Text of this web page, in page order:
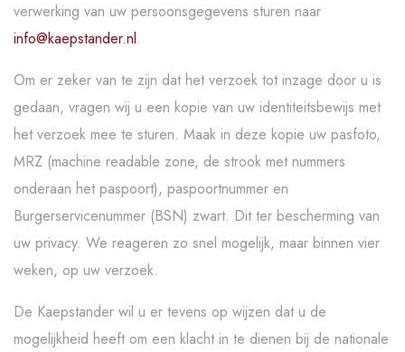
verwerking van uw persoonsgegevens sturen naar
info@kaepstander.nl.
Om er zeker van te zijn dat het verzoek tot inzage door u is
gedaan, vragen wij u een kopie van uw identiteitsbewijs met
het verzoek mee te sturen. Maak in deze kopie uw pasfoto,
MRZ (machine readable zone, de strook met nummers
onderaan het paspoort), paspoortnummer en
Burgerservicenummer (BSN) zwart. Dit ter bescherming van
uw privacy. We reageren zo snel mogelijk, maar binnen vier
weken, op uw verzoek.
De Kaepstander wil u er tevens op wijzen dat u de
mogelijkheid heeft om een klacht in te dienen bij de nationale